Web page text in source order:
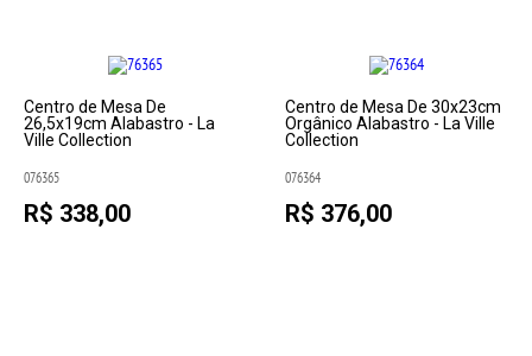
Centro de Mesa De
26,5x19cm Alabastro - La
Ville Collection
076365
R$ 338,00
Centro de Mesa De 30x23cm
Orgânico Alabastro - La Ville
Collection
076364
R$ 376,00